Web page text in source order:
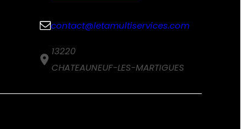
contact@letamultiservices.com
place
13220
CHATEAUNEUF-LES-MARTIGUES